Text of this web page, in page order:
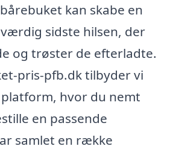
kan skabe en
sidste hilsen, der
og trøster de efterladte.
pris-pfb.dk tilbyder vi
hvor du nemt
en passende
samlet en række